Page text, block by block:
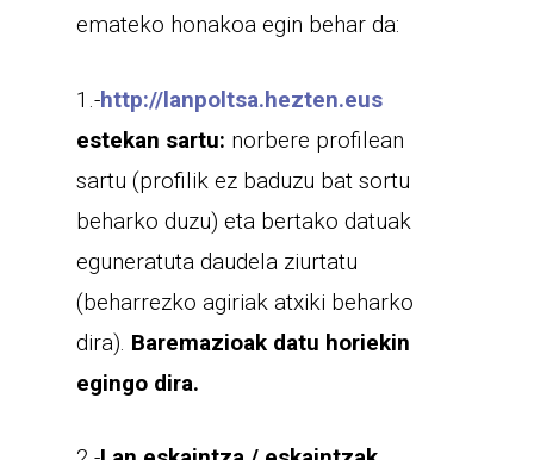
emateko honakoa egin behar da:
1.-http://lanpoltsa.hezten.eus
estekan sartu: norbere profilean
sartu (profilik ez baduzu bat sortu
beharko duzu) eta bertako datuak
eguneratuta daudela ziurtatu
(beharrezko agiriak atxiki beharko
dira). Baremazioak datu horiekin
egingo dira.